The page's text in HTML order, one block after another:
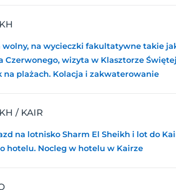
wolny, na wycieczki fakultatywne takie
Czerwonego, wizyta w Klasztorze Świętej
na plażach. Kolacja i zakwaterowanie
/ KAIR
na lotnisko Sharm El Sheikh i lot do
hotelu. Nocleg w hotelu w Kairze